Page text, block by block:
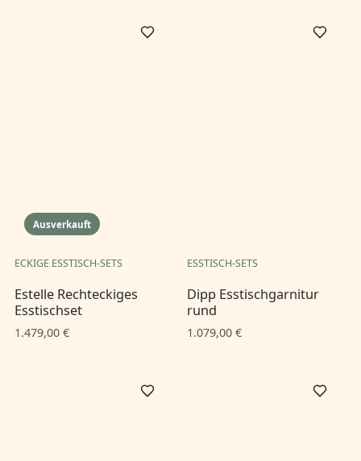
Ausverkauft
ECKIGE ESSTISCH-SETS
Estelle Rechteckiges
Esstischset
1.479,00 €
ESSTISCH-SETS
Dipp Esstischgarnitur
rund
1.079,00 €